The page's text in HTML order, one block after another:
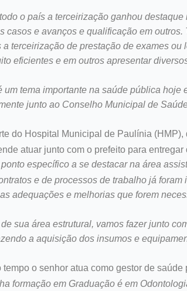
o país a terceirização ganhou
casos e avanços e qualificação em
a terceirização de prestação de exames
eficientes e em outros apresentar
um tema importante na saúde pública
junto ao Conselho Municipal de
do Hospital Municipal de Paulínia
atuar junto com o prefeito para
ponto específico a se destacar na área
e de processos de trabalho já
adequações e melhorias que forem
sua área estrutural, vamos fazer junto
a aquisição dos insumos e
tempo o senhor atua como gestor de
formação em Graduação é em